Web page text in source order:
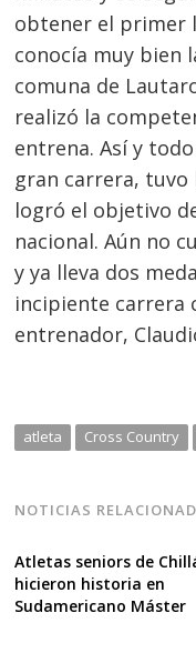
obtener el primer
conocía muy bien
comuna de
realizó la
entrena. Así y
gran carrera, tuvo
logró el objetivo
nacional. Aún no
y ya lleva dos
incipiente carrera
entrenador,
atleta Cross Country
NOTICIAS
Atletas seniors de
hicieron historia en
Sudamericano Máster